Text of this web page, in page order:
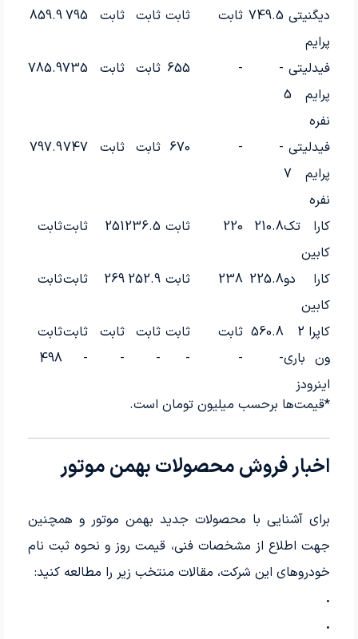
دیگنیتی
پرایم
749.5 ثابت ثابت ثابت ثابت 795
859.9
فیدلیتی
پرایم 5
نفره
-
-
655 ثابت ثابت 735
785.9
فیدلیتی
پرایم 7
نفره
-
-
670 ثابت ثابت 747
797.9
کارا تک
کابین
210.8
220 ثابت 236.5
251 ثابتثابت
کارا دو
کابین
225.8
238 ثابت 252.9
269 ثابتثابت
کاپرا 2 560.8 ثابت ثابت ثابت ثابت ثابتثابت
ون باری
اینرودز
-
-
-
-
-
-
498
*قیمت‌ها برحسب میلیون تومان است.
اخبار فروش محصولات بهمن موتور
برای آشنایی با محصولات جدید بهمن موتور و همچنین
جهت اطلاع از مشخصات فنی، قیمت روز و نحوه ثبت نام
خودروهای این شرکت، مقالات منتخب زیر را مطالعه کنید:
.
.